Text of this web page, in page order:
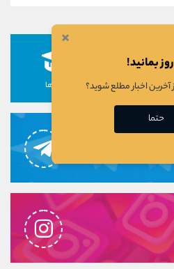
سهام ها دوره ها
×
بمانید!
آخرین اخبار مطلع شوید؟
حتما